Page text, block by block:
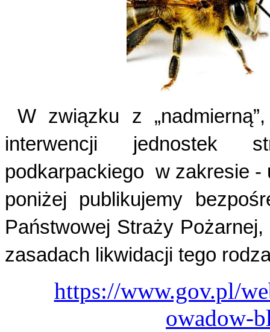
W związku z
interwencji jednostek
podkarpackiego w zakresie -
poniżej publikujemy
Państwowej Straży
zasadach likwidacji tego
https://www.gov.pl/
owadow-